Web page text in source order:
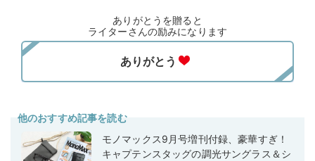
ありがとうを贈ると
ライターさんの励みになります
他のおすすめ記事を読む
モノマックス9月号増刊付録、豪華すぎ！
キャプテンスタッグの調光サングラス＆シ